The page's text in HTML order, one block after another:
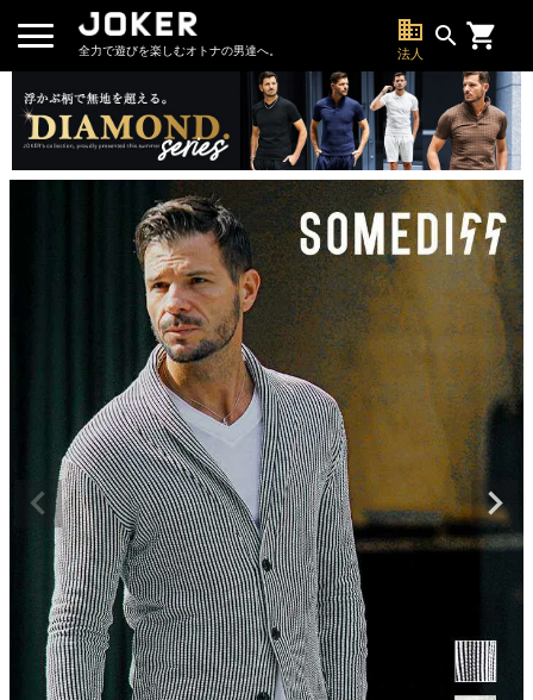
全力で遊びを楽しむオトナの男達へ。
business
法人
search